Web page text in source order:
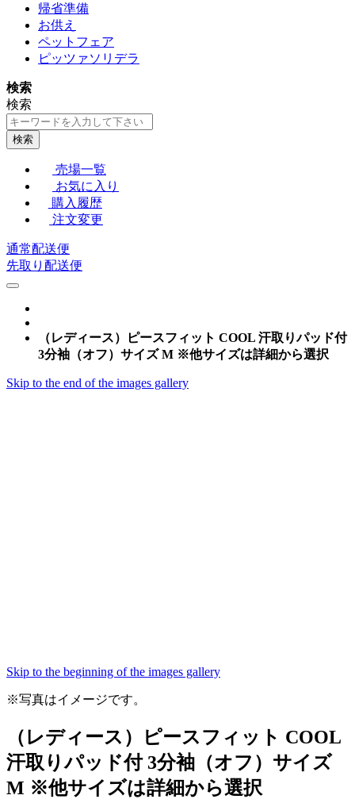
帰省準備
お供え
ペットフェア
ピッツァソリデラ
検索
検索
検索
売場一覧
お気に入り
購入履歴
注文変更
通常配送便
先取り配送便
（レディース）ピースフィット COOL 汗取りパッド付
3分袖（オフ）サイズ M ※他サイズは詳細から選択
Skip to the end of the images gallery
Skip to the beginning of the images gallery
※写真はイメージです。
（レディース）ピースフィット COOL
汗取りパッド付 3分袖（オフ）サイズ
M ※他サイズは詳細から選択